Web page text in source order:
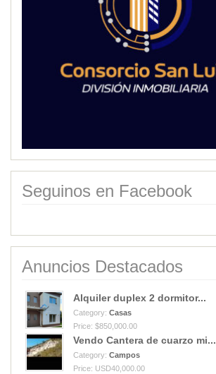
Seguinos en Facebook
Anuncios Destacados
Alquiler duplex 2 dormitor...
Category: Casas
Price: $850,000.00
Vendo Cantera de cuarzo mi...
Category: Campos
Price: USD40,000.00